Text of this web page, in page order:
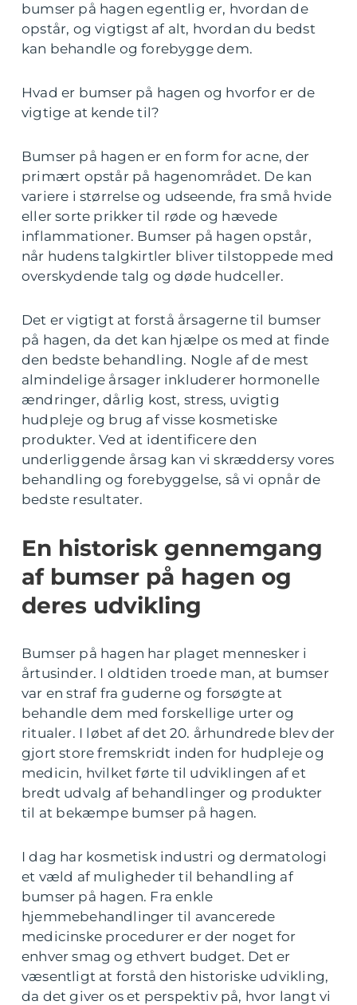
bumser på hagen egentlig er, hvordan de
opstår, og vigtigst af alt, hvordan du bedst
kan behandle og forebygge dem.
Hvad er bumser på hagen og hvorfor er de
vigtige at kende til?
Bumser på hagen er en form for acne, der
primært opstår på hagenområdet. De kan
variere i størrelse og udseende, fra små hvide
eller sorte prikker til røde og hævede
inflammationer. Bumser på hagen opstår,
når hudens talgkirtler bliver tilstoppede med
overskydende talg og døde hudceller.
Det er vigtigt at forstå årsagerne til bumser
på hagen, da det kan hjælpe os med at finde
den bedste behandling. Nogle af de mest
almindelige årsager inkluderer hormonelle
ændringer, dårlig kost, stress, uvigtig
hudpleje og brug af visse kosmetiske
produkter. Ved at identificere den
underliggende årsag kan vi skræddersy vores
behandling og forebyggelse, så vi opnår de
bedste resultater.
En historisk gennemgang
af bumser på hagen og
deres udvikling
Bumser på hagen har plaget mennesker i
årtusinder. I oldtiden troede man, at bumser
var en straf fra guderne og forsøgte at
behandle dem med forskellige urter og
ritualer. I løbet af det 20. århundrede blev der
gjort store fremskridt inden for hudpleje og
medicin, hvilket førte til udviklingen af et
bredt udvalg af behandlinger og produkter
til at bekæmpe bumser på hagen.
I dag har kosmetisk industri og dermatologi
et væld af muligheder til behandling af
bumser på hagen. Fra enkle
hjemmebehandlinger til avancerede
medicinske procedurer er der noget for
enhver smag og ethvert budget. Det er
væsentligt at forstå den historiske udvikling,
da det giver os et perspektiv på, hvor langt vi